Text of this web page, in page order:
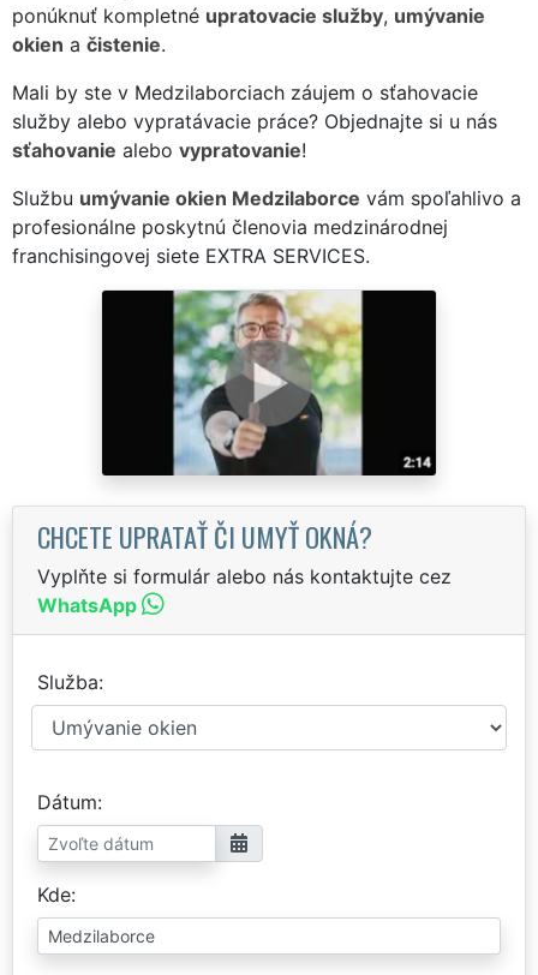
ponúknuť kompletné upratovacie služby, umývanie
okien a čistenie.
Mali by ste v Medzilaborciach záujem o sťahovacie
služby alebo vypratávacie práce? Objednajte si u nás
sťahovanie alebo vypratovanie!
Službu umývanie okien Medzilaborce vám spoľahlivo a
profesionálne poskytnú členovia medzinárodnej
franchisingovej siete EXTRA SERVICES.
CHCETE UPRATAŤ ČI UMYŤ OKNÁ?
Vyplňte si formulár alebo nás kontaktujte cez
WhatsApp
Služba
Dátum
Kde